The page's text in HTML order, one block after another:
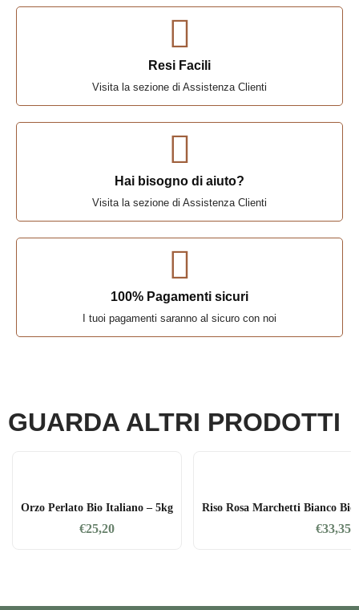
Resi Facili
Visita la sezione di Assistenza Clienti
Hai bisogno di aiuto?
Visita la sezione di Assistenza Clienti
100% Pagamenti sicuri
I tuoi pagamenti saranno al sicuro con noi
GUARDA ALTRI PRODOTTI
Orzo Perlato Bio Italiano – 5kg
€25,20
Riso Rosa Marchetti Bianco
€33,35